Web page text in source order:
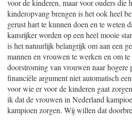
voor de kinderen, maar voor ouders die
kinderopvang brengen is het ook heel
gerust hart te kunnen doen en te weten
kansrijker worden op een heel mooie
is het natuurlijk belangrijk om aan een
mannen en vrouwen te werken en om
doorstroming van vrouwen naar hogere
financiële argument niet automatisch
voor wie er voor de kinderen gaat
ik dat de vrouwen in Nederland
kampioen zorgen. Wij willen dat